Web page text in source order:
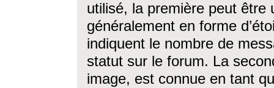
utilisé, la première peut être
généralement en forme
indiquent le nombre de
statut sur le forum. La
image, est connue en tant